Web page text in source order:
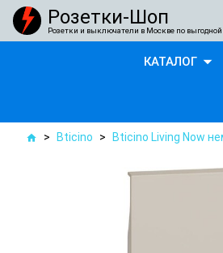
Розетки-Шоп
Розетки и выключатели в Москве по выгодной
КАТАЛОГarrow_drop_down
home > Bticino > Bticino Living Now